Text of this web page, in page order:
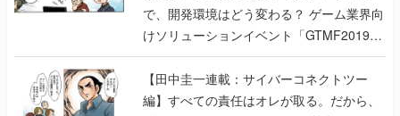
で、開発環境はどう変わる？ ゲーム業界向
けソリューションイベント「GTMF2019」
に行って、より理解を深めよう【PR】
【田中圭一連載：サイバーコネクトツー
編】すべての責任はオレが取る。だから、